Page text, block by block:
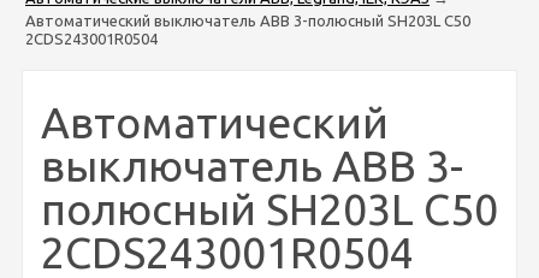
Автоматический выключатель ABB 3-полюсный SH203L C50
2CDS243001R0504
Автоматический
выключатель ABB 3-
полюсный SH203L C50
2CDS243001R0504